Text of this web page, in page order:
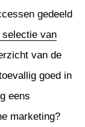
gedeeld
van
van de
goed in
eens
marketing?